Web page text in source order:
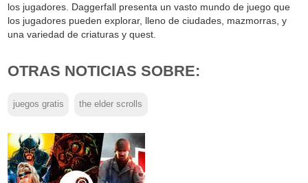
los jugadores. Daggerfall presenta un vasto mundo de juego que
los jugadores pueden explorar, lleno de ciudades, mazmorras, y
una variedad de criaturas y quest.
OTRAS NOTICIAS SOBRE:
juegos gratis the elder scrolls